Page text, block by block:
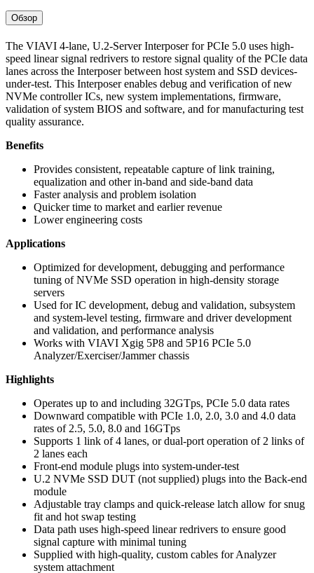
Обзор
The VIAVI 4-lane, U.2-Server Interposer for PCIe 5.0 uses high-
speed linear signal redrivers to restore signal quality of the PCIe data
lanes across the Interposer between host system and SSD devices-
under-test. This Interposer enables debug and verification of new
NVMe controller ICs, new system implementations, firmware,
validation of system BIOS and software, and for manufacturing test
quality assurance.
Benefits
Provides consistent, repeatable capture of link training,
equalization and other in-band and side-band data
Faster analysis and problem isolation
Quicker time to market and earlier revenue
Lower engineering costs
Applications
Optimized for development, debugging and performance
tuning of NVMe SSD operation in high-density storage
servers
Used for IC development, debug and validation, subsystem
and system-level testing, firmware and driver development
and validation, and performance analysis
Works with VIAVI Xgig 5P8 and 5P16 PCIe 5.0
Analyzer/Exerciser/Jammer chassis
Highlights
Operates up to and including 32GTps, PCIe 5.0 data rates
Downward compatible with PCIe 1.0, 2.0, 3.0 and 4.0 data
rates of 2.5, 5.0, 8.0 and 16GTps
Supports 1 link of 4 lanes, or dual-port operation of 2 links of
2 lanes each
Front-end module plugs into system-under-test
U.2 NVMe SSD DUT (not supplied) plugs into the Back-end
module
Adjustable tray clamps and quick-release latch allow for snug
fit and hot swap testing
Data path uses high-speed linear redrivers to ensure good
signal capture with minimal tuning
Supplied with high-quality, custom cables for Analyzer
system attachment